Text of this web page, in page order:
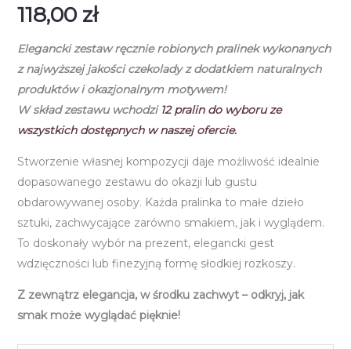
118,00 zł
Elegancki zestaw ręcznie robionych pralinek wykonanych
z najwyższej jakości czekolady z dodatkiem naturalnych
produktów i okazjonalnym motywem!
W skład zestawu wchodzi12pralin do wyboru ze
wszystkich dostępnych w naszej ofercie.
Stworzenie własnej kompozycji daje możliwość idealnie
dopasowanego zestawu do okazji lub gustu
obdarowywanej osoby. Każda pralinka to małe dzieło
sztuki, zachwycające zarówno smakiem, jak i wyglądem.
To doskonały wybór na prezent, elegancki gest
wdzięczności lub finezyjną formę słodkiej rozkoszy.
Z zewnątrz elegancja, w środku zachwyt – odkryj, jak
smak może wyglądać pięknie!